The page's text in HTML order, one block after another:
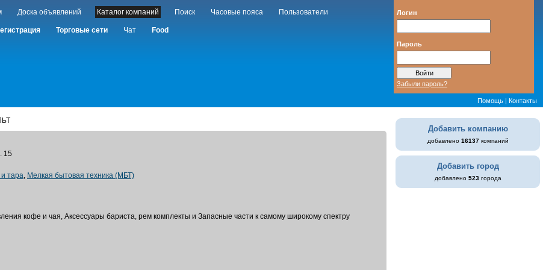
Логин
Пароль
Забыли пароль?
Доска объявлений Каталог компаний Поиск Часовые пояса Пользователи
Торговые сети Чат Food
Помощь | Контакты
15
и тара, Мелкая бытовая техника (МБТ)
кофе и чая, Аксессуары бариста, рем комплекты и Запасные части к самому широкому спектру
Добавить компанию
добавлено 16137компаний
Добавить город
добавлено 523города